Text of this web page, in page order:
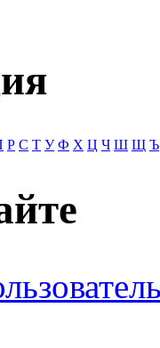
Р С Т У Ф Х Ц Ч Ш Щ Ъ